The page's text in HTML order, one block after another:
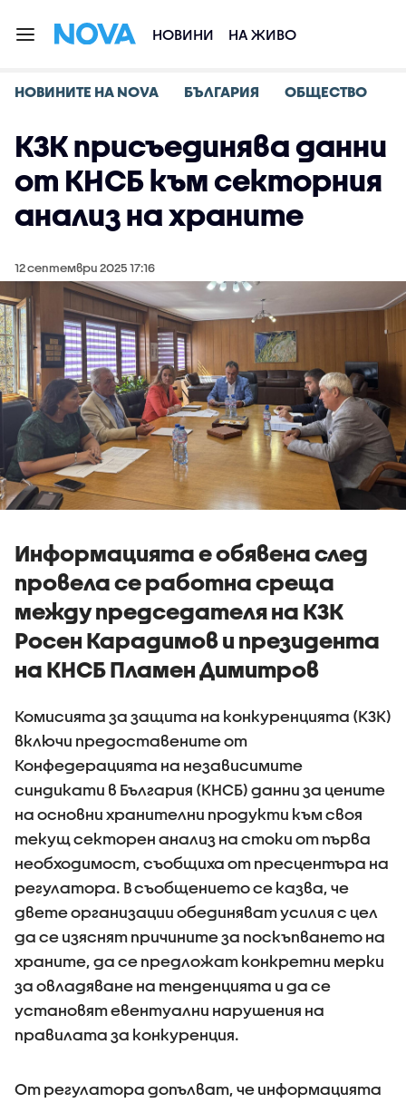
НОВИНИ НА ЖИВО
НОВИНИТЕ НА NOVA БЪЛГАРИЯ ОБЩЕСТВО
КЗК присъединява данни
от КНСБ към секторния
анализ на храните
12 септември 2025 17:16
Информацията е обявена след
провела се работна среща
между председателя на КЗК
Росен Карадимов и президента
на КНСБ Пламен Димитров
Комисията за защита на конкуренцията (КЗК)
включи предоставените от
Конфедерацията на независимите
синдикати в България (КНСБ) данни за цените
на основни хранителни продукти към своя
текущ секторен анализ на стоки от първа
необходимост, съобщиха от пресцентъра на
регулатора. В съобщението се казва, че
двете организации обединяват усилия с цел
да се изяснят причините за поскъпването на
храните, да се предложат конкретни мерки
за овладяване на тенденцията и да се
установят евентуални нарушения на
правилата за конкуренция.
От регулатора допълват, че информацията